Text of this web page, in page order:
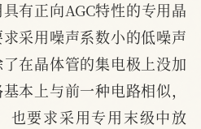
有正向AGC特性的专用晶
采用噪声系数小的低噪声
在晶体管的集电极上没加
本上与前一种电路相似，
也要求采用专用末级中放